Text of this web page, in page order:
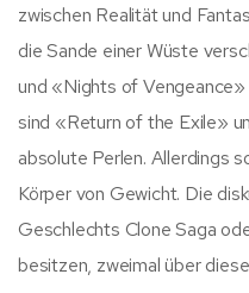
zwischen Realität und
die Sande einer Wüste
und «Nights of
sind «Return of the Exile»
absolute Perlen. Allerdings
Körper von Gewicht. Die
Geschlechts Clone Saga
besitzen, zweimal über